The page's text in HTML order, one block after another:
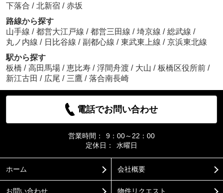
下落合 / 北新宿 / 赤坂
路線から探す
山手線 / 都営大江戸線 / 都営三田線 / 埼京線 / 総武線 /
丸ノ内線 / 日比谷線 / 副都心線 / 東武東上線 / 京浜東北線
駅から探す
板橋 / 高田馬場 / 恵比寿 / 浮間舟渡 / 大山 / 板橋区役所前 /
新江古田 / 広尾 / 三鷹 / 落合南長崎
電話でお問い合わせ
営業時間：
9：00～22：00
定休日：
水曜日
ホーム 会社概要
お問い合わせ 物件リクエスト